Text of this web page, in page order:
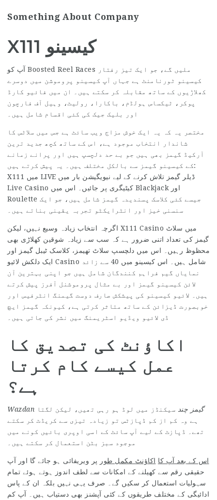
Something About Company
X111 کیسینو
آپ کو Boosted Reel Races ملیں گے، جو ایک تیز رفتار
کیسینو ٹورنامنٹ ہے جہاں آپ کیسینو پروموشن میں دوسرے
کھلاڑیوں کے ساتھ مقابلہ کر سکتے ہیں۔ ان میں فائیو کارڈ
پوکر، ٹیکساس ہولڈم، باکارا، رولیٹ، وہیل آف فارچون
اور بلیک جیک کی کئی اقسام شامل ہیں۔
مختصر یہ کہ یہ ایک خوش مزاج ویب سائٹ ہے جس میں سلاٹس کا
شاندار انتخاب موجود ہے، اس کے ساتھ کچھ جدید ترین
آرکیڈ گیمز بھی ہیں جو بے حد دلچسپ ہیں اور پرانے زمانے
کے کیسینو گیمز سے بالکل مختلف ہیں۔ یہ پیش کرتے ہیں:
X111 میں LIVE ڈیلر گیمز تلاش کرنے کے لیے نیویگیشن بار میں
Live Casino کیٹیگری پر جائیں۔ اس میں Blackjack اور
Roulette جیسے کئی کلاسک پسندیدہ گیمز شامل ہیں، جو ایک
سنسنی خیز اور انٹرایکٹو تجربہ یقینی بناتے ہیں۔
اگرچہ انتخاب زیادہ وسیع نہیں، لیکن X111 Casino میں سلاٹ
گیمز کی تعداد اتنی ضرور ہے کہ سب سے زیادہ شوقین کھلاڑی بھی
محظوظ رہیں۔ اس میں دلچسپ سلاٹ تھیمز، کلاسک ٹیبل گیمز اور
ایک دلکش لائیو Casino شامل ہیں۔ اس کیسینو میں 40 سے زائد
نمایاں گیم فراہم کنندگان شامل ہیں جو اپنی بہترین آن
لائن کیسینو گیمز اور بے مثال پروموشنل آفرز پیش کرتے
ہیں۔ لائیو کیسینو کی پیشکش صارف دوست گیمنگ انٹرفیس اور
خوبصورت ڈیزائن کے ساتھ متاثر کرتی ہے، کیونکہ گیمز ایچ
ڈی لائیو ویڈیو اسٹریمنگ میں نشر کی جاتی ہیں۔
اکاؤنٹ کی تصدیق کا
عمل کیسے کام کرتا
ہے؟
Wazdan گیمز چند سیکنڈز میں لوڈ ہو رہی تھیں، لیکن لگتا
ہے وہ کم از کم ڈپازٹس تو زیادہ تیزی سے کریڈٹ کر سکتے
تھے۔ ڈپازٹ کے لیے آپ سائٹ کے اسی اوپری بائیں کونے میں
موجود سبز بٹن استعمال کر سکتے ہیں۔
اس کے بعد آپ کا اکاؤنٹ مکمل طور
پر ویریفائی ہو جائے گا اور آپ
حقیقی رقم سے کھیلنے کے امکانات سے لطف اندوز ہوتے ہوئے تمام
سہولیات استعمال کر سکیں گے۔ صرف یہی نہیں بلکہ ان کے پاس
ادائیگی کے مختلف طریقوں کے کئی آپشنز بھی دستیاب ہیں۔ آپ کم